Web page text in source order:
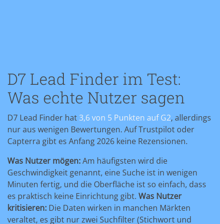
D7 Lead Finder im Test:
Was echte Nutzer sagen
D7 Lead Finder hat3,6 von 5 Punkten auf G2, allerdings
nur aus wenigen Bewertungen. Auf Trustpilot oder
Capterra gibt es Anfang 2026 keine Rezensionen.
Was Nutzer mögen:Am häufigsten wird die
Geschwindigkeit genannt, eine Suche ist in wenigen
Minuten fertig, und die Oberfläche ist so einfach, dass
es praktisch keine Einrichtung gibt. Was Nutzer
kritisieren: Die Daten wirken in manchen Märkten
veraltet, es gibt nur zwei Suchfilter (Stichwort und